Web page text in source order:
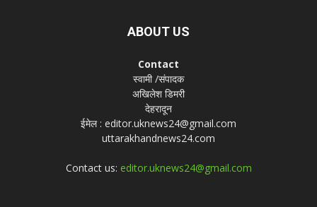
ABOUT US
Contact
स्वामी /संपादक
अखिलेश डिमरी
देहरादून
ईमेल : editor.uknews24@gmail.com
uttarakhandnews24.com
Contact us: editor.uknews24@gmail.com